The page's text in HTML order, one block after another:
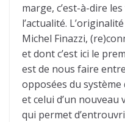
marge, c’est-à-dire
l’actualité.
Michel Finazzi,
et dont c’est ici le
est de nous faire
opposées du système
et celui d’un nouveau
qui permet